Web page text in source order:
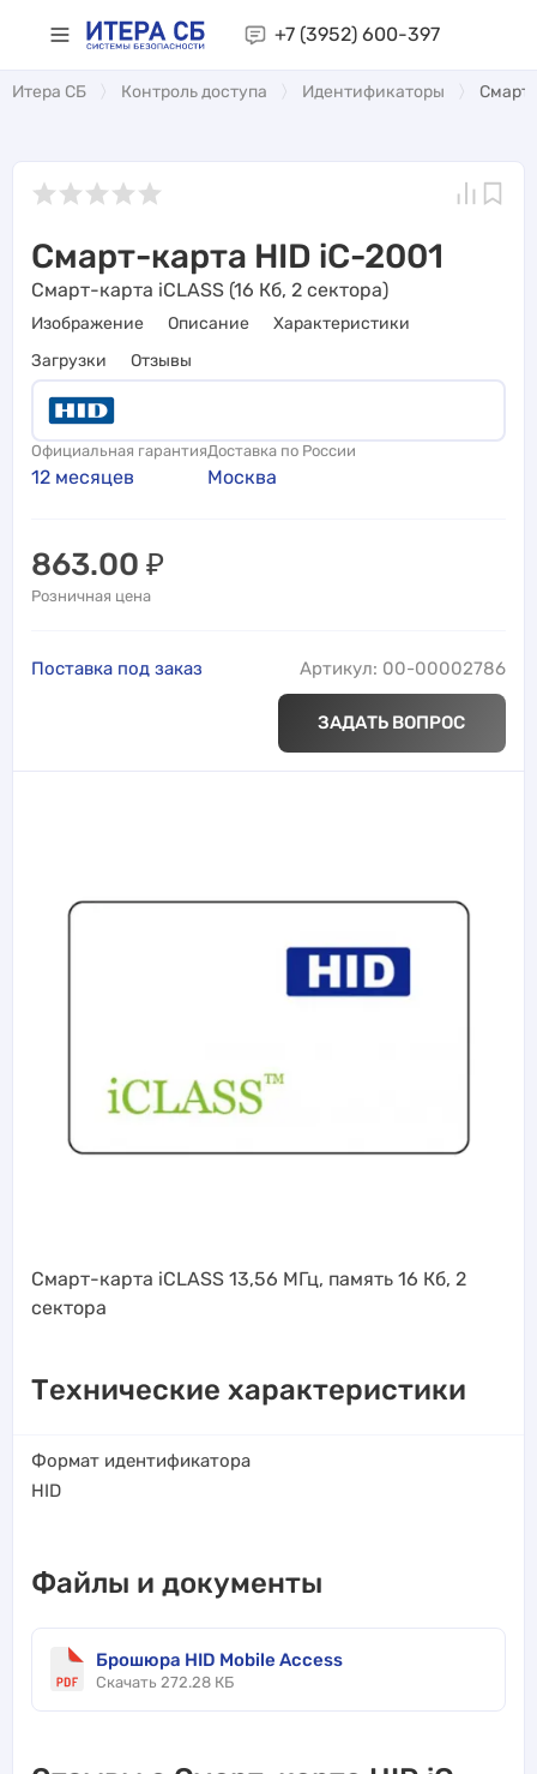
+7 (3952) 600-397
Итера СБ Контроль доступа Идентификаторы
Смарт-карта HID iC-2001
Смарт-карта iCLASS (16 Кб, 2 сектора)
Изображение Описание
Характеристики
Загрузки
Отзывы
Официальная гарантия
12 месяцев
Доставка по России
Москва
863.00 ₽
Розничная цена
Поставка под заказ Артикул: 00-00002786
ЗАДАТЬ ВОПРОС
Смарт-карта iCLASS 13,56 МГц, память 16 Кб, 2
сектора
Технические характеристики
Формат идентификатора
HID
Файлы и документы
Брошюра HID Mobile Access
Скачать 272.28 КБ